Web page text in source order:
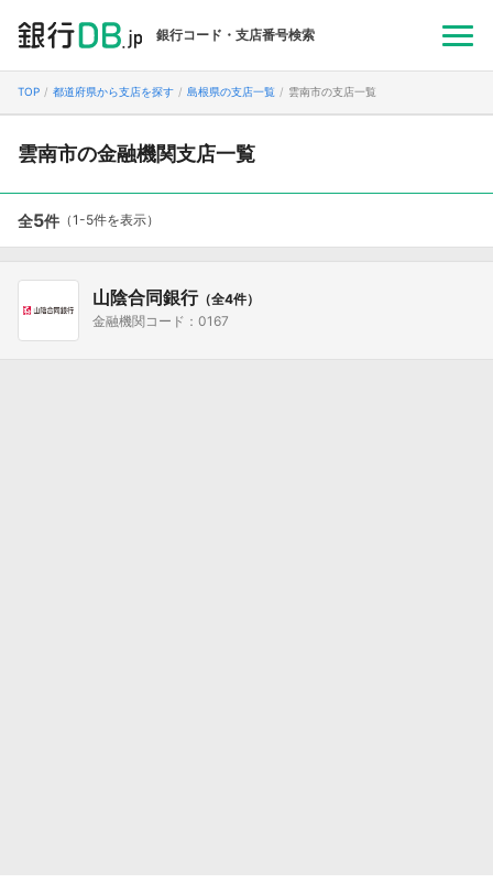
銀行コード・支店番号検索
TOP 都道府県から支店を探す 島根県の支店一覧 雲南市の支店一覧
雲南市の金融機関支店一覧
全5件 （1-5件を表示）
山陰合同銀行（全4件）
金融機関コード：0167